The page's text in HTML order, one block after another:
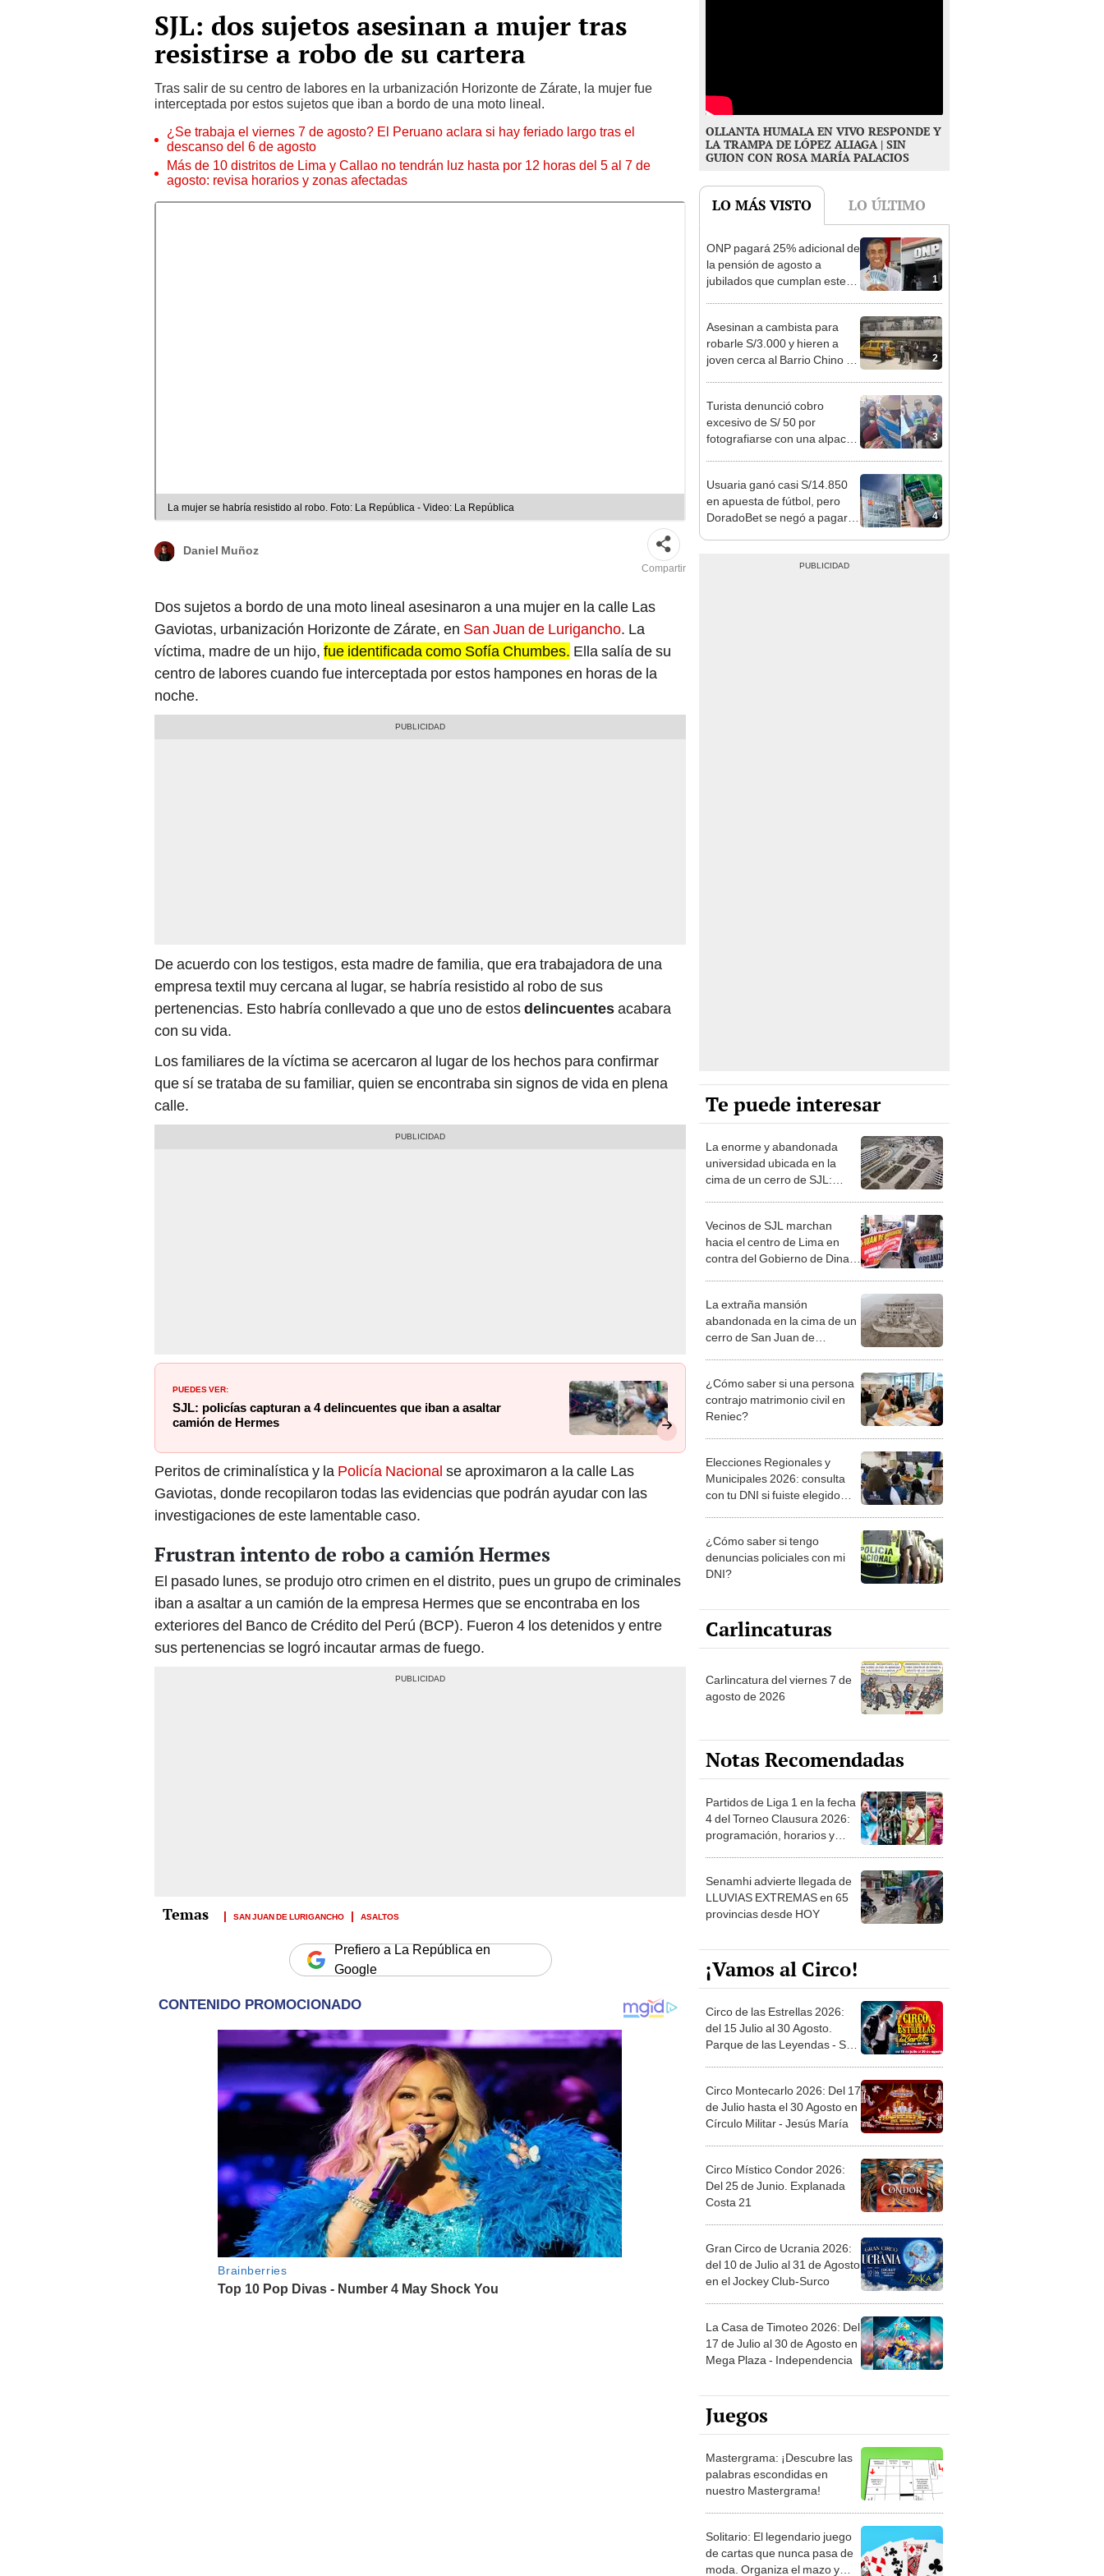
SJL: dos sujetos asesinan a mujer tras
resistirse a robo de su cartera
Tras salir de su centro de labores en la urbanización Horizonte de Zárate, la mujer fue
interceptada por estos sujetos que iban a bordo de una moto lineal.
¿Se trabaja el viernes 7 de agosto? El Peruano aclara si hay feriado largo tras el
descanso del 6 de agosto
Más de 10 distritos de Lima y Callao no tendrán luz hasta por 12 horas del 5 al 7 de
agosto: revisa horarios y zonas afectadas
La mujer se habría resistido al robo. Foto: La República - Video: La República
Daniel Muñoz
Compartir
Dos sujetos a bordo de una moto lineal asesinaron a una mujer en la calle Las
Gaviotas, urbanización Horizonte de Zárate, en San Juan de Lurigancho. La
víctima, madre de un hijo, fue identificada como Sofía Chumbes. Ella salía de su
centro de labores cuando fue interceptada por estos hampones en horas de la
noche.
De acuerdo con los testigos, esta madre de familia, que era trabajadora de una
empresa textil muy cercana al lugar, se habría resistido al robo de sus
pertenencias. Esto habría conllevado a que uno de estosdelincuentesacabara
con su vida.
Los familiares de la víctima se acercaron al lugar de los hechos para confirmar
que sí se trataba de su familiar, quien se encontraba sin signos de vida en plena
calle.
PUEDES VER:
SJL: policías capturan a 4 delincuentes que iban a asaltar
camión de Hermes
Peritos de criminalística y la Policía Nacional se aproximaron a la calle Las
Gaviotas, donde recopilaron todas las evidencias que podrán ayudar con las
investigaciones de este lamentable caso.
Frustran intento de robo a camión Hermes
El pasado lunes, se produjo otro crimen en el distrito, pues un grupo de criminales
iban a asaltar a un camión de la empresa Hermes que se encontraba en los
exteriores del Banco de Crédito del Perú (BCP). Fueron 4 los detenidos y entre
sus pertenencias se logró incautar armas de fuego.
SAN JUAN DE LURIGANCHO ASALTOS
Prefiero a La República en
Google
OLLANTA HUMALA EN VIVO RESPONDE Y
LA TRAMPA DE LÓPEZ ALIAGA | SIN
GUION CON ROSA MARÍA PALACIOS
LO MÁS VISTO LO ÚLTIMO
1
ONP pagará 25% adicional de
la pensión de agosto a
jubilados que cumplan este
2
Asesinan a cambista para
robarle S/3.000 y hieren a
joven cerca al Barrio Chino en
3
Turista denunció cobro
excesivo de S/ 50 por
fotografiarse con una alpaca
4
Usuaria ganó casi S/14.850
en apuesta de fútbol, pero
DoradoBet se negó a pagar:
Te puede interesar
La enorme y abandonada
universidad ubicada en la
cima de un cerro de SJL:
Vecinos de SJL marchan
hacia el centro de Lima en
contra del Gobierno de Dina
La extraña mansión
abandonada en la cima de un
cerro de San Juan de
¿Cómo saber si una persona
contrajo matrimonio civil en
Reniec?
Elecciones Regionales y
Municipales 2026: consulta
con tu DNI si fuiste elegido
la ONPE
¿Cómo saber si tengo
denuncias policiales con mi
DNI?
Carlincaturas
Carlincatura del viernes 7 de
agosto de 2026
Notas Recomendadas
Partidos de Liga 1 en la fecha
4 del Torneo Clausura 2026:
programación, horarios y
Senamhi advierte llegada de
LLUVIAS EXTREMAS en 65
provincias desde HOY
¡Vamos al Circo!
Circo de las Estrellas 2026:
del 15 Julio al 30 Agosto.
Parque de las Leyendas - San
Circo Montecarlo 2026: Del 17
de Julio hasta el 30 Agosto en
Círculo Militar - Jesús María
Circo Místico Condor 2026:
Del 25 de Junio. Explanada
Costa 21
Gran Circo de Ucrania 2026:
del 10 de Julio al 31 de Agosto
en el Jockey Club-Surco
La Casa de Timoteo 2026: Del
17 de Julio al 30 de Agosto en
Mega Plaza - Independencia
Juegos
Mastergrama: ¡Descubre las
palabras escondidas en
nuestro Mastergrama!
Solitario: El legendario juego
de cartas que nunca pasa de
moda. Organiza el mazo y